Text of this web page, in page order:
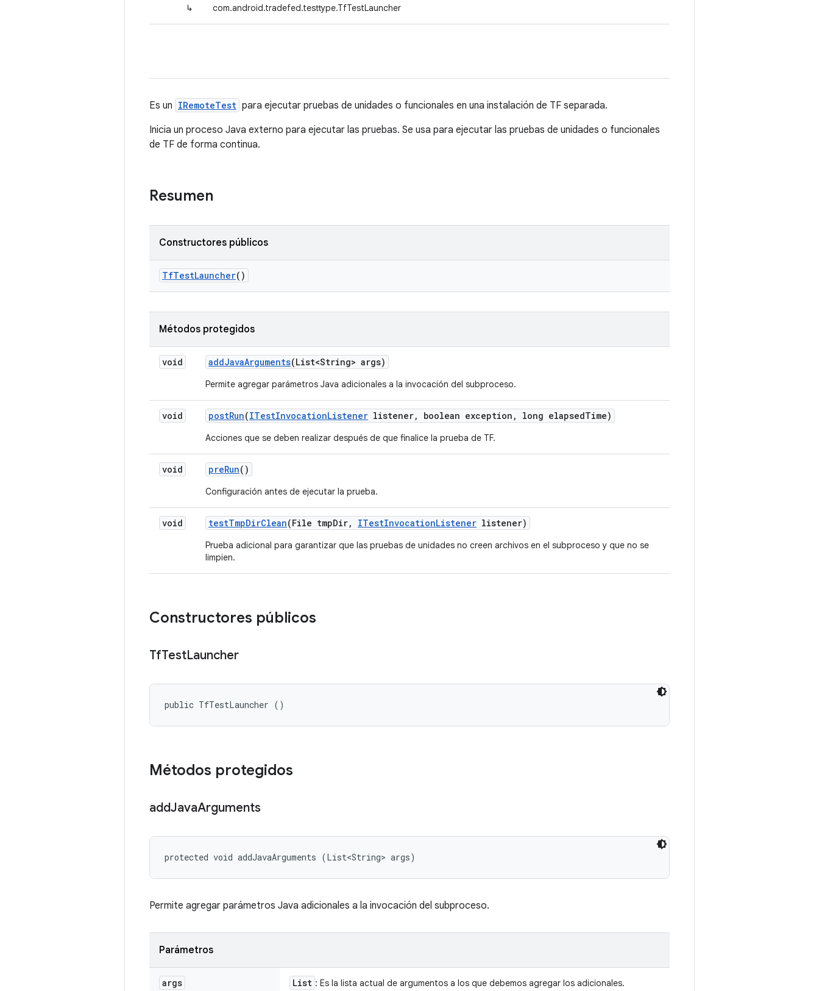
↳ com.android.tradefed.testtype.TfTestLauncher
Es un IRemoteTest para ejecutar pruebas de unidades o funcionales en una instalación de TF separada.
Inicia un proceso Java externo para ejecutar las pruebas. Se usa para ejecutar las pruebas de unidades o funcionales
de TF de forma continua.
Resumen
Constructores públicos
TfTestLauncher()
Métodos protegidos
void addJavaArguments(List<String> args)
Permite agregar parámetros Java adicionales a la invocación del subproceso.
void postRun(ITestInvocationListener listener, boolean exception , long elapsedTime)
Acciones que se deben realizar después de que finalice la prueba de TF.
void preRun()
Configuración antes de ejecutar la prueba.
void testTmpDirClean(File tmpDir, ITestInvocationListener listener)
Prueba adicional para garantizar que las pruebas de unidades no creen archivos en el subproceso y que no se
limpien.
Constructores públicos
TfTestLauncher
public TfTestLauncher ()
Métodos protegidos
addJavaArguments
protected void addJavaArguments (List<String> args)
Permite agregar parámetros Java adicionales a la invocación del subproceso.
Parámetros
args List : Es la lista actual de argumentos a los que debemos agregar los adicionales.